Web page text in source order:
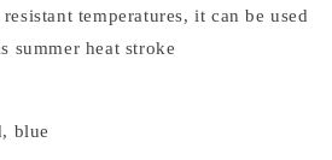
temperatures, it can be used
summer heat stroke
blue